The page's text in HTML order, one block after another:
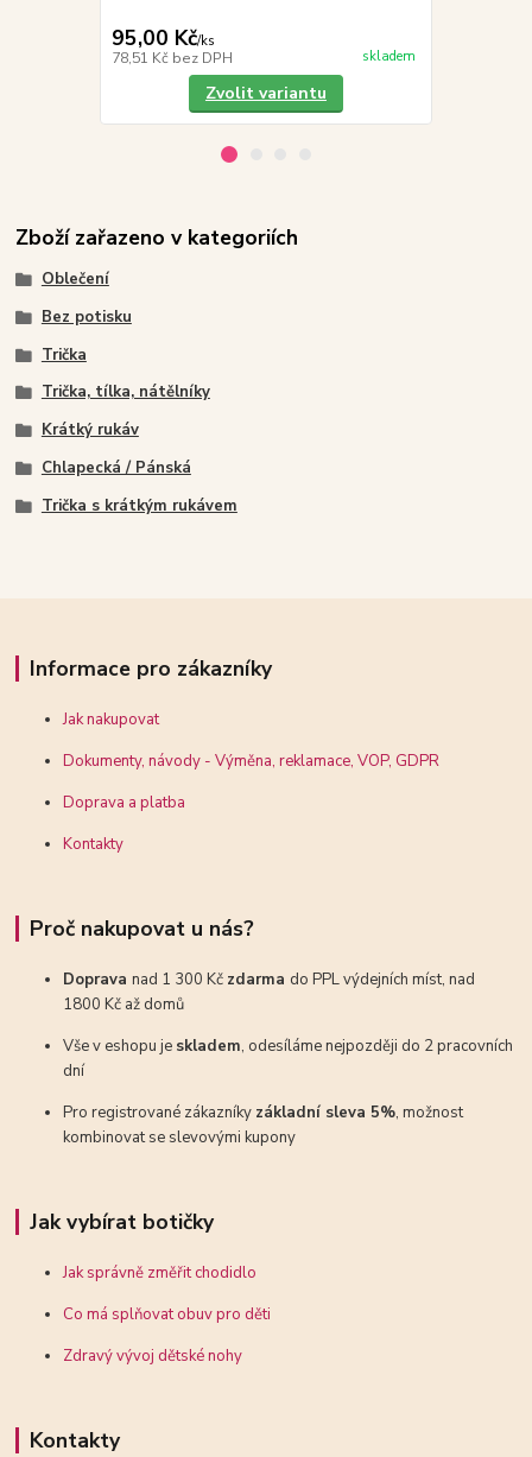
95,00 Kč/ks
78,51 Kč bez DPH skladem
Zvolit variantu
Zboží zařazeno v kategoriích
Oblečení
Bez potisku
Trička
Trička, tílka, nátělníky
Krátký rukáv
Chlapecká / Pánská
Trička s krátkým rukávem
Informace pro zákazníky
Jak nakupovat
Dokumenty, návody - Výměna, reklamace, VOP, GDPR
Doprava a platba
Kontakty
Proč nakupovat u nás?
Dopravanad 1 300 Kč zdarma do PPL výdejních míst, nad
1800 Kč až domů
Vše v eshopu je skladem, odesíláme nejpozději do 2 pracovních
dní
Pro registrované zákazníky základní sleva 5%, možnost
kombinovat se slevovými kupony
Jak vybírat botičky
Jak správně změřit chodidlo
Co má splňovat obuv pro děti
Zdravý vývoj dětské nohy
Kontakty